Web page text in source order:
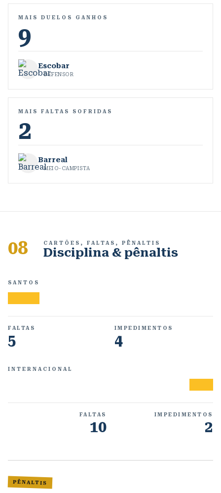
MAIS DUELOS GANHOS
9
Escobar
DEFENSOR
MAIS FALTAS SOFRIDAS
2
Barreal
MEIO-CAMPISTA
08 CARTÕES, FALTAS, PÊNALTIS
Disciplina & pênaltis
SANTOS
FALTAS
5
IMPEDIMENTOS
4
INTERNACIONAL
FALTAS
10
IMPEDIMENTOS
2
PÊNALTIS